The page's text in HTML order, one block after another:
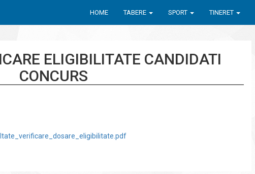
HOME TABERE SPORT TINERET
ELIGIBILITATE CANDIDATI
CONCURS